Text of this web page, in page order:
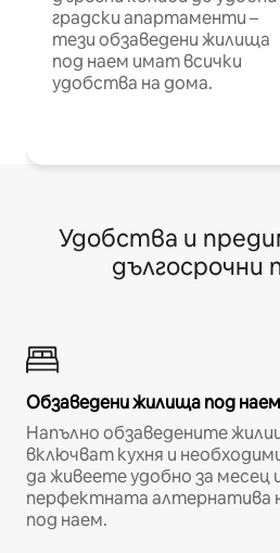
градски апартаменти –
тези обзаведени жилища
под наем имат всички
удобства на дома.
Удобства и
дългосрочни
Обзаведени жилища под наем
Напълно обзаведените
включват кухня и
да живеете удобно за месец
перфектната алтернатива
под наем.